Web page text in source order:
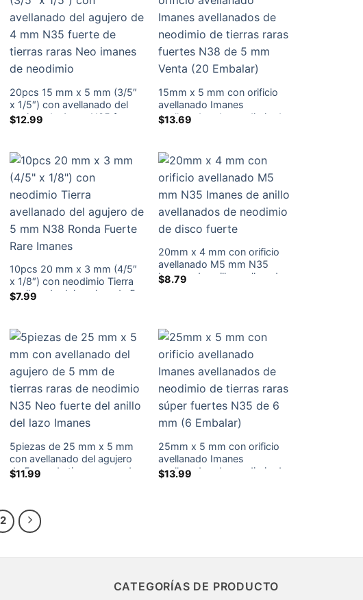
20pcs 15 mm x 5 mm (3/5″
x 1/5″) con avellanado del
agujero de 4 mm N35 fuerte
$12.99
15mm x 5 mm con orificio
avellanado Imanes
avellanados de neodimio de
$13.69
10pcs 20 mm x 3 mm (4/5″
x 1/8″) con neodimio Tierra
avellanado del agujero de 5
$7.99
20mm x 4 mm con orificio
avellanado M5 mm N35
Imanes de anillo avellanados
$8.79
5piezas de 25 mm x 5 mm
con avellanado del agujero
de 5 mm de tierras raras de
$11.99
25mm x 5 mm con orificio
avellanado Imanes
avellanados de neodimio de
$13.99
2
CATEGORÍAS DE PRODUCTO